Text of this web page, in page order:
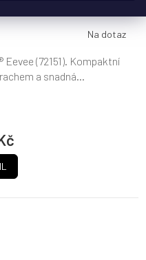
Na dotaz
(72151). Kompaktní
a snadná...